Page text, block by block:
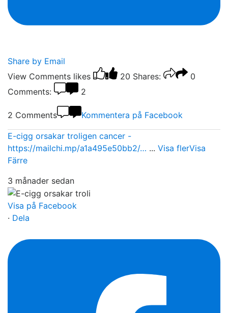
Share by Email
View Comments likes 20 Shares:
0
Comments:
2
2 Comments Kommentera på Facebook
E-cigg orsakar troligen cancer -
https://mailchi.mp/a1a495e50bb2/… ... Visa flerVisa
Färre
3 månader sedan
Visa på Facebook
· Dela